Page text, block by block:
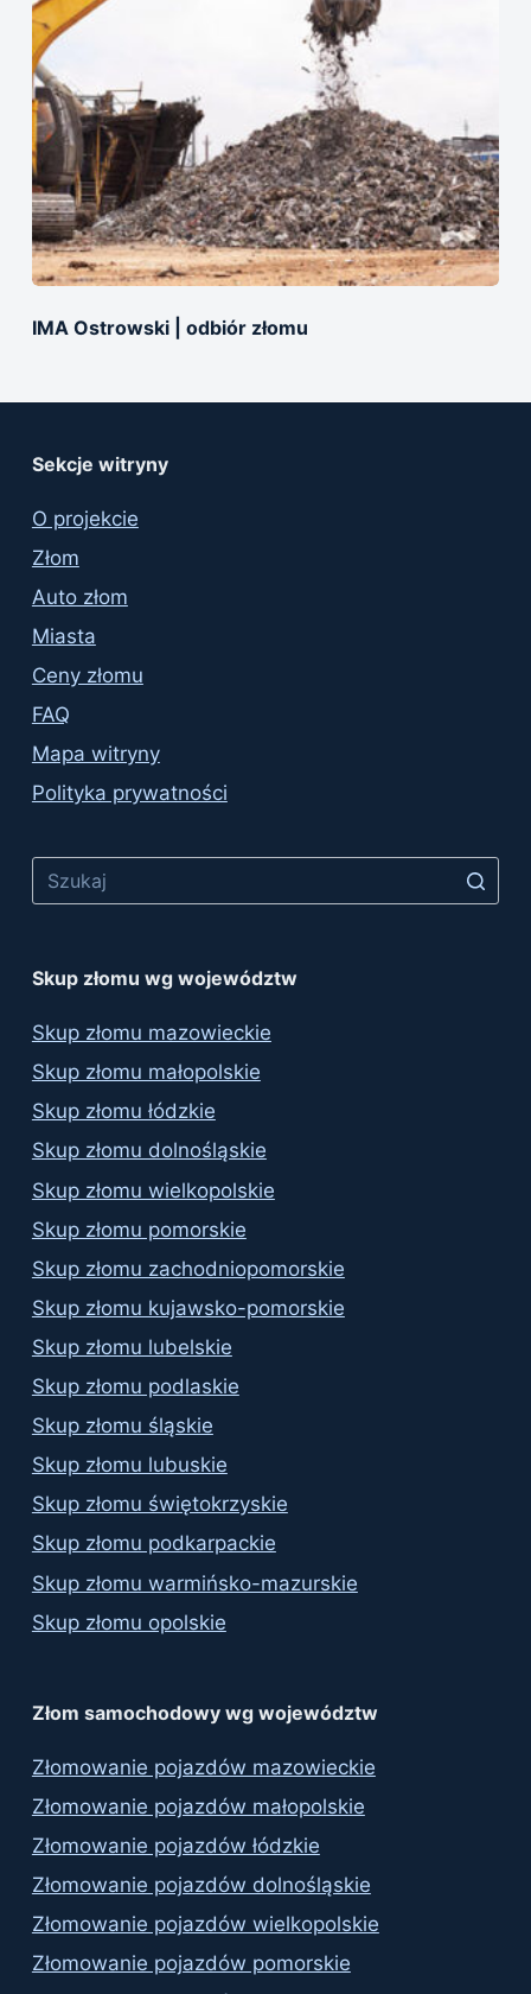
IMA Ostrowski | оdbiór złomu
Sekcje witryny
O projekcie
Złom
Auto złom
Miasta
Ceny złomu
FAQ
Mapa witryny
Polityka prywatności
Skup złomu wg województw
Skup złomu mazowieckie
Skup złomu małopolskie
Skup złomu łódzkie
Skup złomu dolnośląskie
Skup złomu wielkopolskie
Skup złomu pomorskie
Skup złomu zachodniopomorskie
Skup złomu kujawsko-pomorskie
Skup złomu lubelskie
Skup złomu podlaskie
Skup złomu śląskie
Skup złomu lubuskie
Skup złomu świętokrzyskie
Skup złomu podkarpackie
Skup złomu warmińsko-mazurskie
Skup złomu opolskie
Złom samochodowy wg województw
Złomowanie pojazdów mazowieckie
Złomowanie pojazdów małopolskie
Złomowanie pojazdów łódzkie
Złomowanie pojazdów dolnośląskie
Złomowanie pojazdów wielkopolskie
Złomowanie pojazdów pomorskie